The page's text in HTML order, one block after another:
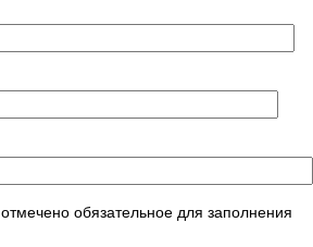
обязательное для заполнения